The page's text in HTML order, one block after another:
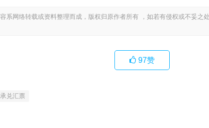
系网络转载或资料整理而成，版权归原作者所有 ，如若有侵权或不妥之
97赞
兑汇票